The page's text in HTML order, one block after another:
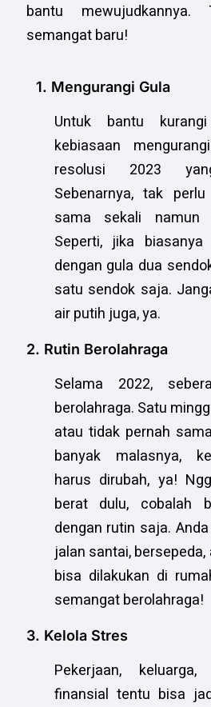
bantu
semangat baru!
1. Mengurangi Gula
Untuk bantu
kebiasaan
resolusi 2023
Sebenarnya, tak
sama sekali namun
Seperti, jika
dengan gula dua
satu sendok saja.
air putih juga, ya.
2. Rutin Berolahraga
Selama 2022,
berolahraga. Satu
atau tidak pernah
banyak malasnya,
harus dirubah, ya!
berat dulu, cobalah
dengan rutin saja.
jalan santai,
bisa dilakukan di
semangat berolahraga!
3. Kelola Stres
Pekerjaan,
finansial tentu bisa